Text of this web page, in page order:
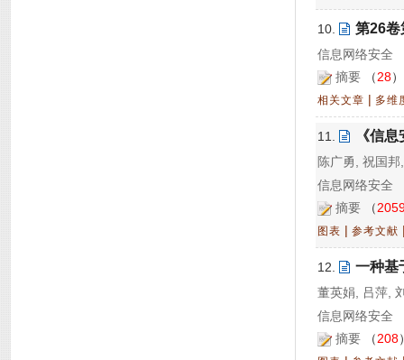
10. 第26卷
信息网络安全
摘要 （28
相关文章 | 多维
11. 《信
陈广勇, 祝国
信息网络安全
摘要 （
图表 | 参考文献
12. 一种基
董英娟, 吕萍,
信息网络安全
摘要 （208